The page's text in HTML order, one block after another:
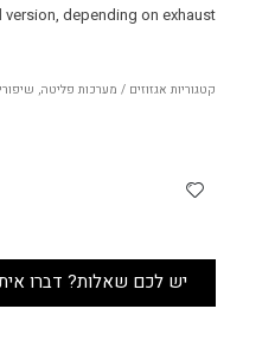
depending on exhaust.
קטגוריות אגזוזים / מערכות פליטה,
יש לכם שאלות? דברו